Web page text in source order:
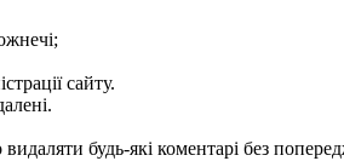
сайту.
будь-які коментарі без